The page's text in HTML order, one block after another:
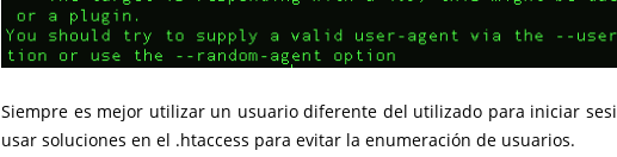
Siempre es mejor utilizar un usuario diferente del utilizado para iniciar
usar soluciones en el .htaccess para evitar la enumeración de usuarios.